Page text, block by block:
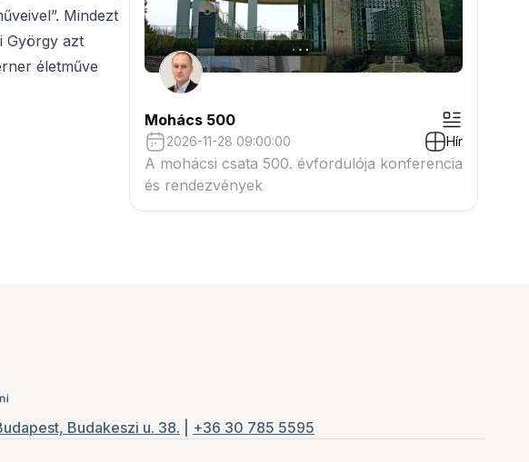
Mindezt
György azt
életműve
Mohács 500
2026-11-28 09:00:00 Hír
A mohácsi csata 500. évfordulója konferencia
és rendezvények
Budakeszi u. 38. +36 30 785 5595